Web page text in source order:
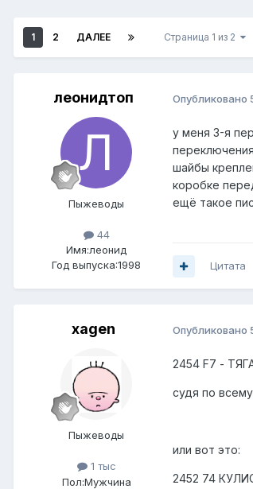
1 2 ДАЛЕЕ Страница 1 из 2
леонидтоп
Пыжеводы
44
Имя:леонид
Год выпуска:1998
Опубликовано
у меня 3-я
шайбы
коробке
ещё такое
Цитата
xagen
Пыжеводы
1 тыс
Пол:Мужчина
Опубликовано
2454 F7 -
судя по
или вот это:
2452 74